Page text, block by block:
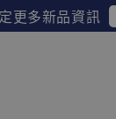
更多新品資訊